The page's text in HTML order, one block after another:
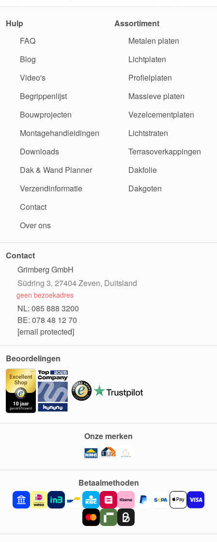
Hulp
FAQ
Blog
Video's
Begrippenlijst
Bouwprojecten
Montagehandleidingen
Downloads
Dak & Wand Planner
Verzendinformatie
Contact
Over ons
Assortiment
Metalen platen
Lichtplaten
Profielplaten
Massieve platen
Vezelcementplaten
Lichtstraten
Terrasoverkappingen
Dakfolie
Dakgoten
Contact
Grimberg GmbH
Südring 3, 27404 Zeven, Duitsland
geen bezoekadres
NL: 085 888 3200
BE: 078 48 12 70
[email protected]
Beoordelingen
Betaalmethoden
Onze merken